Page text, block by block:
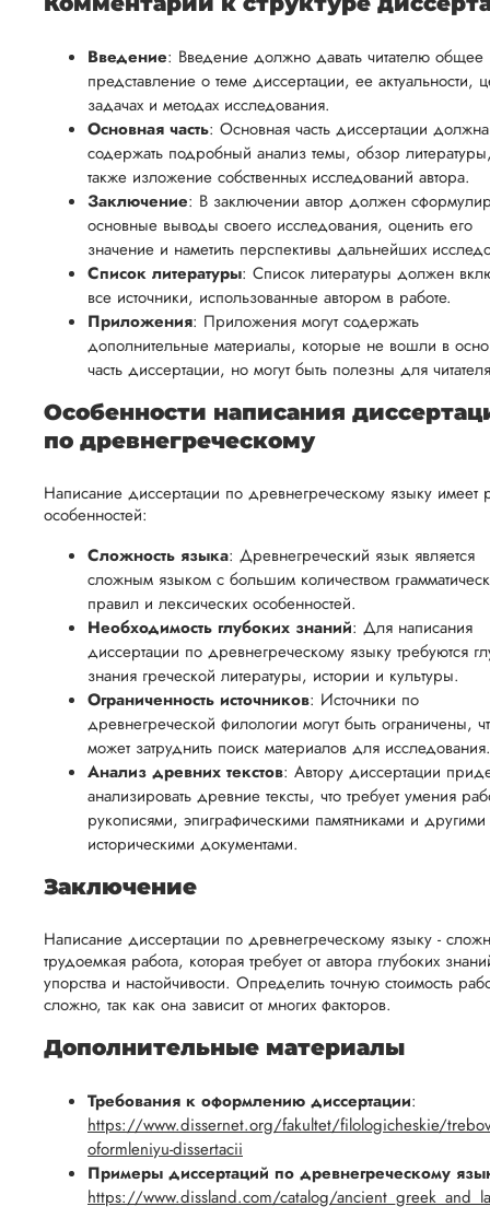
Введение: Введение должно давать читателю общее
представление о теме диссертации, ее актуальности,
задачах и методах исследования.
Основная часть: Основная часть диссертации должна
содержать подробный анализ темы, обзор
также изложение собственных исследований автора.
Заключение: В заключении автор должен
основные выводы своего исследования, оценить его
значение и наметить перспективы дальнейших
Список литературы: Список литературы должен
все источники, использованные автором в работе.
Приложения: Приложения могут содержать
дополнительные материалы, которые не вошли в
часть диссертации, но могут быть полезны для
Особенности написания
по древнегреческому
Написание диссертации по древнегреческому языку имеет
особенностей:
Сложность языка: Древнегреческий язык является
сложным языком с большим количеством
правил и лексических особенностей.
Необходимость глубоких знаний: Для написания
диссертации по древнегреческому языку требуются
знания греческой литературы, истории и культуры.
Ограниченность источников: Источники по
древнегреческой филологии могут быть ограничены,
может затруднить поиск материалов для исследования.
Анализ древних текстов: Автору диссертации
анализировать древние тексты, что требует умения
рукописями, эпиграфическими памятниками и другими
историческими документами.
Заключение
Написание диссертации по древнегреческому языку -
трудоемкая работа, которая требует от автора глубоких
упорства и настойчивости. Определить точную стоимость
сложно, так как она зависит от многих факторов.
Дополнительные материалы
Требования к оформлению диссертации:
https://www.dissernet.org/fakultet/filologicheskie/
oformleniyu-dissertacii
Примеры диссертаций по древнегреческому
https://www.dissland.com/catalog/